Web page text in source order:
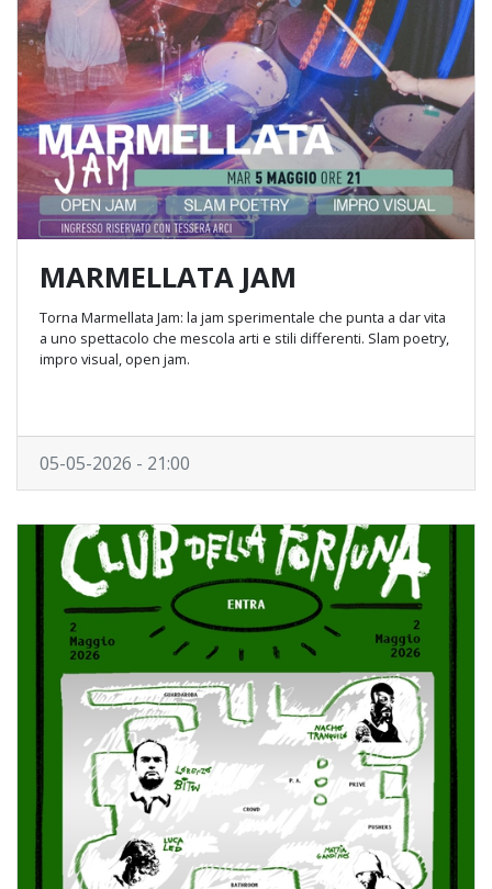
MARMELLATA JAM
Torna Marmellata Jam: la jam sperimentale che punta a dar vita
a uno spettacolo che mescola arti e stili differenti. Slam poetry,
impro visual, open jam.
05-05-2026 - 21:00